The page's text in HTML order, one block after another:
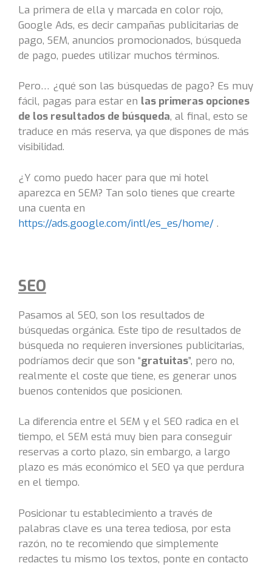
La primera de ella y marcada en color rojo,
Google Ads, es decir campañas publicitarias de
pago, SEM, anuncios promocionados, búsqueda
de pago, puedes utilizar muchos términos.
Pero… ¿qué son las búsquedas de pago? Es muy
fácil, pagas para estar en las primeras opciones
de los resultados de búsqueda, al final, esto se
traduce en más reserva, ya que dispones de más
visibilidad.
¿Y como puedo hacer para que mi hotel
aparezca en SEM? Tan solo tienes que crearte
una cuenta en
https://ads.google.com/intl/es_es/home/ .
SEO
Pasamos al SEO, son los resultados de
búsquedas orgánica. Este tipo de resultados de
búsqueda no requieren inversiones publicitarias,
podríamos decir que son “gratuitas”, pero no,
realmente el coste que tiene, es generar unos
buenos contenidos que posicionen.
La diferencia entre el SEM y el SEO radica en el
tiempo, el SEM está muy bien para conseguir
reservas a corto plazo, sin embargo, a largo
plazo es más económico el SEO ya que perdura
en el tiempo.
Posicionar tu establecimiento a través de
palabras clave es una terea tediosa, por esta
razón, no te recomiendo que simplemente
redactes tu mismo los textos, ponte en contacto